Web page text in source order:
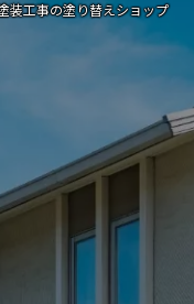
装工事の塗り替えショップ